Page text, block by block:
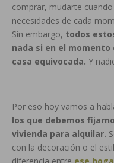
comprar, mudarte
necesidades de cada
Sin embargo, todos
nada si en el
casa equivocada. Y
Por eso hoy vamos a
los que debemos
vivienda para alquilar.
con la decoración o el